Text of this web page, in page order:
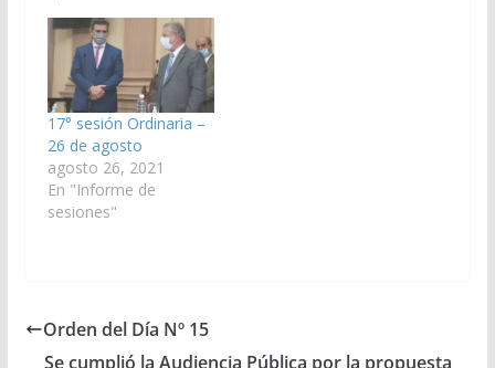
presencia de
enfermedad
periodontal en
embarazadas. (Expte.
N° 91-44.114/2021, a
la Comisión de Salud
Pública y Seguridad
Social). Aprobado en…
17° sesión Ordinaria –
26 de agosto
agosto 26, 2021
En "Informe de
sesiones"
Orden del Día Nº 15
Se cumplió la Audiencia Pública por la propuesta